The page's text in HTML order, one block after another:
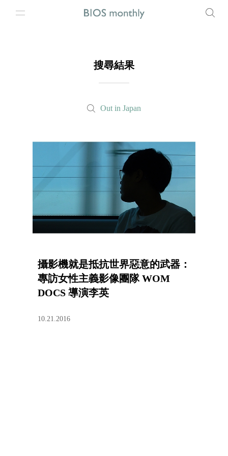
搜尋結果
Out in Japan
攝影機就是抵抗世界惡意的武器：
專訪女性主義影像團隊 WOM
DOCS 導演李英
10.21.2016